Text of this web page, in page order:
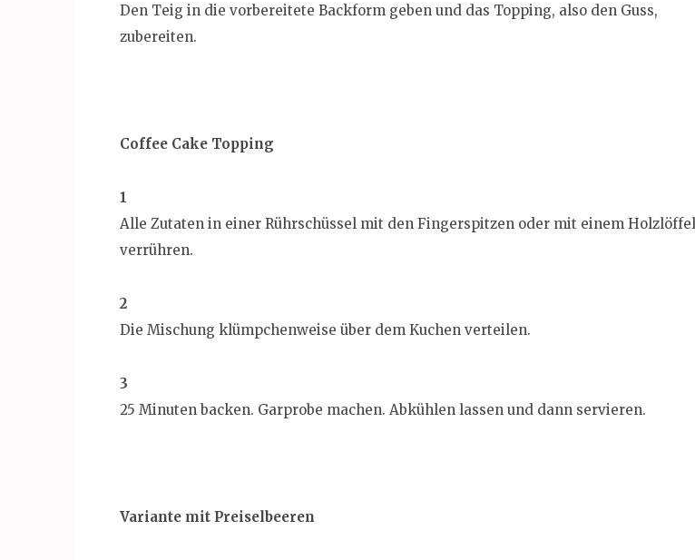
Den Teig in die vorbereitete Backform geben und das Topping, also den Guss,
zubereiten.
Coffee Cake Topping
1
Alle Zutaten in einer Rührschüssel mit den Fingerspitzen oder mit einem Holzlöffel
verrühren.
2
Die Mischung klümpchenweise über dem Kuchen verteilen.
3
25 Minuten backen. Garprobe machen. Abkühlen lassen und dann servieren.
Variante mit Preiselbeeren